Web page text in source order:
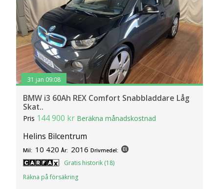
31 jan 09:08
BMW i3 60Ah REX Comfort Snabbladdare Låg
Skat..
Pris 144 900 kr Beräkna månadskostnad
Helins Bilcentrum
Mil: 10 420 År: 2016 Drivmedel:
Gratis historik (18)
Räkna på försäkring